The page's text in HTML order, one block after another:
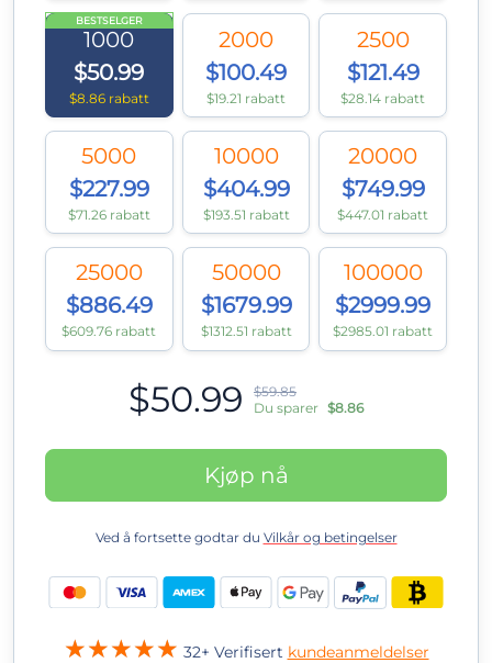
BESTSELGER
1000
$50.99
$8.86 rabatt
2000
$100.49
$19.21 rabatt
2500
$121.49
$28.14 rabatt
5000
$227.99
$71.26 rabatt
10000
$404.99
$193.51 rabatt
20000
$749.99
$447.01 rabatt
25000
$886.49
$609.76 rabatt
50000
$1679.99
$1312.51 rabatt
100000
$2999.99
$2985.01 rabatt
$50.99
$59.85
Du sparer $8.86
Kjøp nå
Ved å fortsette godtar du Vilkår og betingelser
32+ Verifisert kundeanmeldelser